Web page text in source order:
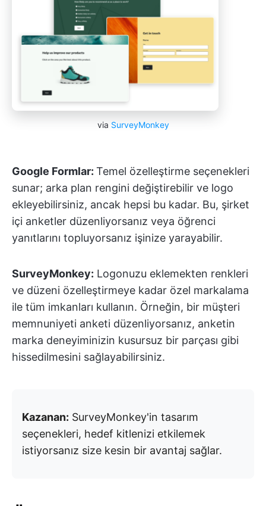
via SurveyMonkey
Google Formlar: Temel özelleştirme seçenekleri
sunar; arka plan rengini değiştirebilir ve logo
ekleyebilirsiniz, ancak hepsi bu kadar. Bu, şirket
içi anketler düzenliyorsanız veya öğrenci
yanıtlarını topluyorsanız işinize yarayabilir.
SurveyMonkey: Logonuzu eklemekten renkleri
ve düzeni özelleştirmeye kadar özel markalama
ile tüm imkanları kullanın. Örneğin, bir müşteri
memnuniyeti anketi düzenliyorsanız, anketin
marka deneyiminizin kusursuz bir parçası gibi
hissedilmesini sağlayabilirsiniz.
Kazanan: SurveyMonkey'in tasarım
seçenekleri, hedef kitlenizi etkilemek
istiyorsanız size kesin bir avantaj sağlar.